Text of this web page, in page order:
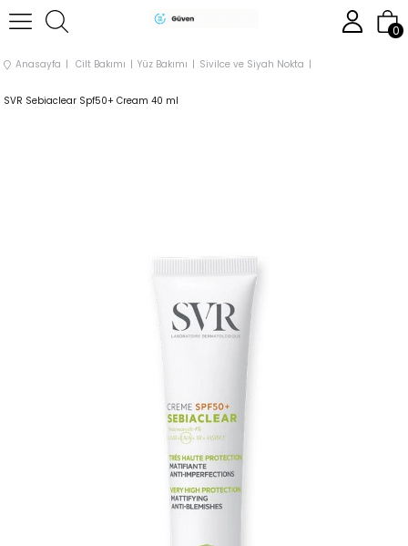
0
Anasayfa Cilt Bakımı Yüz Bakımı Sivilce ve Siyah Nokta
SVR Sebiaclear Spf50+ Cream 40 ml